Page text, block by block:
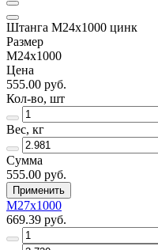
Штанга М24х1000 цинк
Размер
М24х1000
Цена
555.00 руб.
Кол-во, шт
Вес, кг
Сумма
555.00 руб.
Применить
М27х1000
669.39 руб.